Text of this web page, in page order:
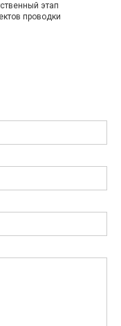
этап
проводки